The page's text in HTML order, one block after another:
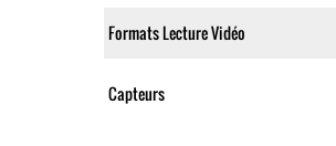
Formats Lecture Vidéo
Capteurs